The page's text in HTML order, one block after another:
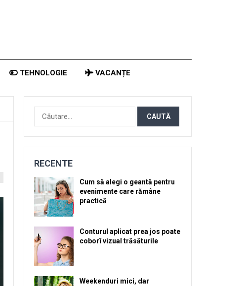
TEHNOLOGIE VACANȚE
Caută
după:
RECENTE
Cum să alegi o geantă pentru
evenimente care rămâne
practică
Conturul aplicat prea jos poate
coborî vizual trăsăturile
Weekenduri mici, dar